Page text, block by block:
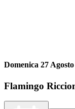
Domenica 27
Flamingo